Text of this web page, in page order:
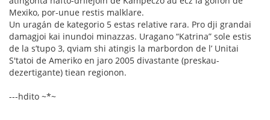
Mexiko, por-unue restis malklare.
Un uragán de kategorio 5 estas relative rara. Pro dji grandai
damagjoi kai inundoi minazzas. Uragano “Katrina” sole estis
de la s’tupo 3, qviam shi atingis la marbordon de l’ Unitai
S'tatoi de Ameriko en jaro 2005 divastante (preskau-
dezertigante) tiean regionon.
---hdito ~*~